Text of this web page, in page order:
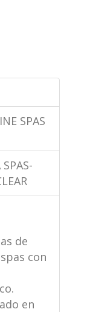
SPAS
de
con
en